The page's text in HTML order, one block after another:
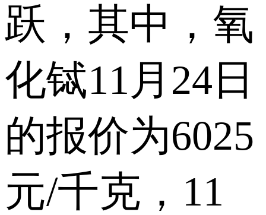
跃，其中，氧
化铽11月24日
的报价为6025
元/千克，11